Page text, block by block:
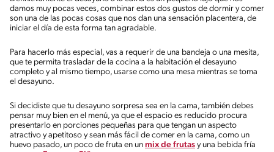
damos muy pocas veces, combinar estos dos gustos de dormir y comer
son una de las pocas cosas que nos dan una sensación placentera, de
iniciar el día de esta forma tan agradable.
Para hacerlo más especial, vas a requerir de una bandeja o una mesita,
que te permita trasladar de la cocina a la habitación el desayuno
completo y al mismo tiempo, usarse como una mesa mientras se toma
el desayuno.
Si decidiste que tu desayuno sorpresa sea en la cama, también debes
pensar muy bien en el menú, ya que el espacio es reducido procura
presentarlo en porciones pequeñas para que tengan un aspecto
atractivo y apetitoso y sean más fácil de comer en la cama, como un
huevo pasado, un poco de fruta en un mix de frutas y una bebida fría